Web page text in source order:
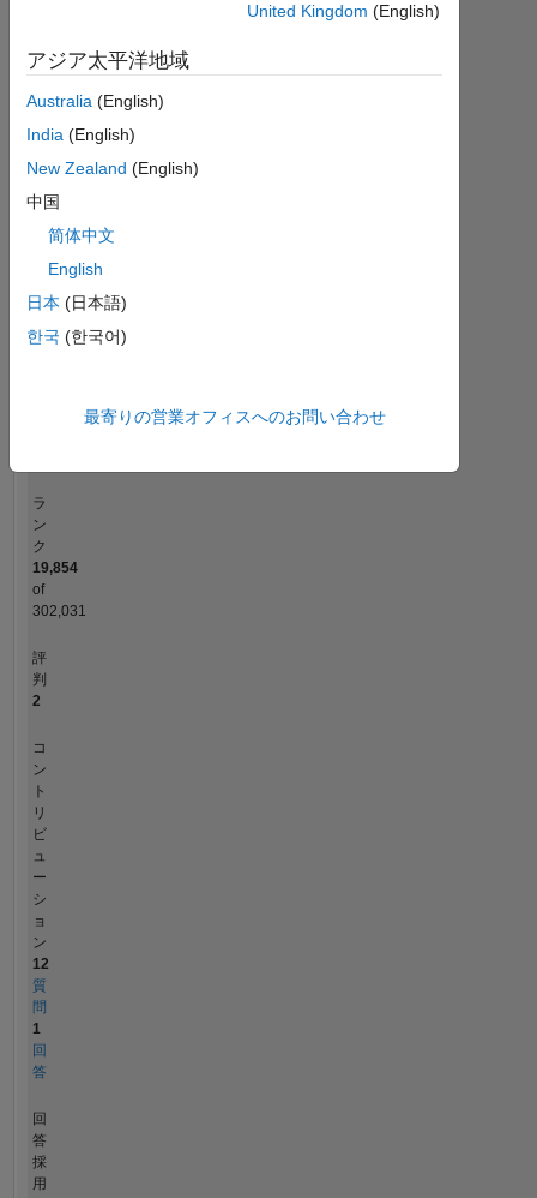
計
MATLAB Answers
コントリビューション
-2
-1 4
5
タイムライン
ラ
ン
ク
19,854
of
302,031
評
判
2
コ
ン
ト
リ
ビ
ュ
ー
シ
ョ
ン
12
質
問
1
回
答
回
答
採
用
United Kingdom (English)
アジア太平洋地域
Australia (English)
India (English)
New Zealand (English)
中国
简体中文
English
日本 (日本語)
한국 (한국어)
最寄りの営業オフィスへのお問い合わせ